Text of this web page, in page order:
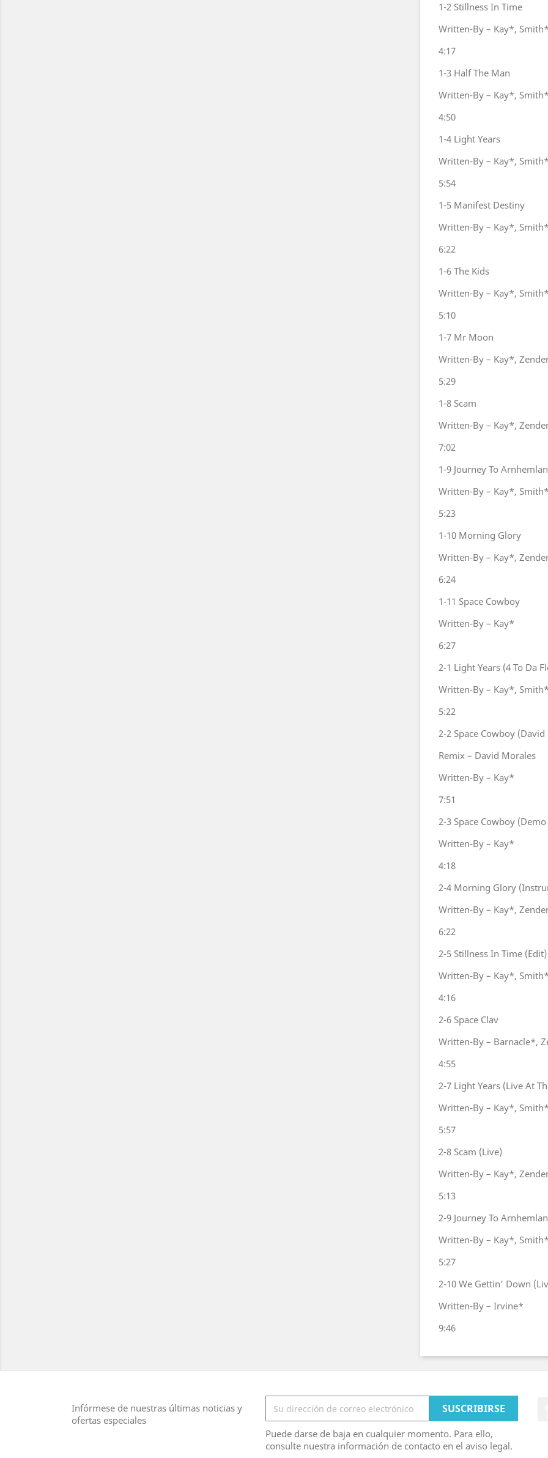
1-2 Stillness In Time
Written-By – Kay*, Smith*
4:17
1-3 Half The Man
Written-By – Kay*, Smith*
4:50
1-4 Light Years
Written-By – Kay*, Smith*
5:54
1-5 Manifest Destiny
Written-By – Kay*, Smith*
6:22
1-6 The Kids
Written-By – Kay*, Smith*
5:10
1-7 Mr Moon
Written-By – Kay*,
5:29
1-8 Scam
Written-By – Kay*,
7:02
1-9 Journey To
Written-By – Kay*,
5:23
1-10 Morning Glory
Written-By – Kay*,
6:24
1-11 Space Cowboy
Written-By – Kay*
6:27
2-1 Light Years (4 To Da
Written-By – Kay*, Smith*
5:22
2-2 Space Cowboy
Remix – David Morales
Written-By – Kay*
7:51
2-3 Space Cowboy
Written-By – Kay*
4:18
2-4 Morning Glory
Written-By – Kay*,
6:22
2-5 Stillness In Time (Edit)
Written-By – Kay*, Smith*
4:16
2-6 Space Clav
Written-By – Barnacle*,
4:55
2-7 Light Years (Live At
Written-By – Kay*, Smith*
5:57
2-8 Scam (Live)
Written-By – Kay*,
5:13
2-9 Journey To
Written-By – Kay*,
5:27
2-10 We Gettin' Down
Written-By – Irvine*
9:46
Infórmese de nuestras últimas noticias y
ofertas especiales
Puede darse de baja en cualquier momento. Para ello,
consulte nuestra información de contacto en el aviso legal.